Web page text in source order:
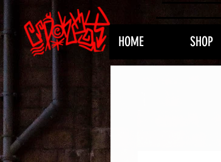
407576113488082
HOME SHOP